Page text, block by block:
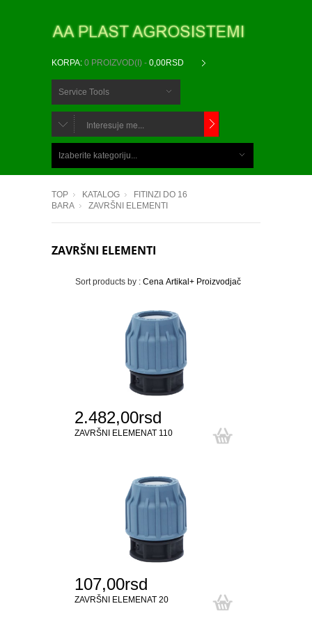
KORPA: 0 PROIZVOD(I) - 0,00RSD
Service Tools
CHOOSE
ITEMS...
Izaberite kategoriju...
TOP KATALOG
FITINZI DO 16
BARA
ZAVRŠNI ELEMENTI
ZAVRŠNI ELEMENTI
Sort products by : Cena Artikal+ Proizvodjač
2.482,00rsd
ZAVRŠNI ELEMENAT 110
107,00rsd
ZAVRŠNI ELEMENAT 20